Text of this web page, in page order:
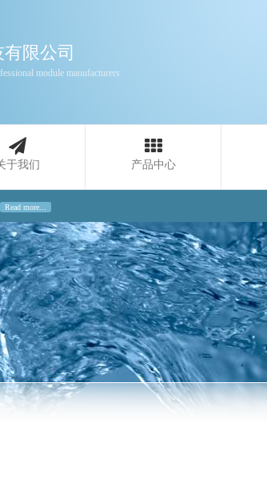
限公司
module manufacturers
于我们 产品中心
more...
Read more...
Read more...